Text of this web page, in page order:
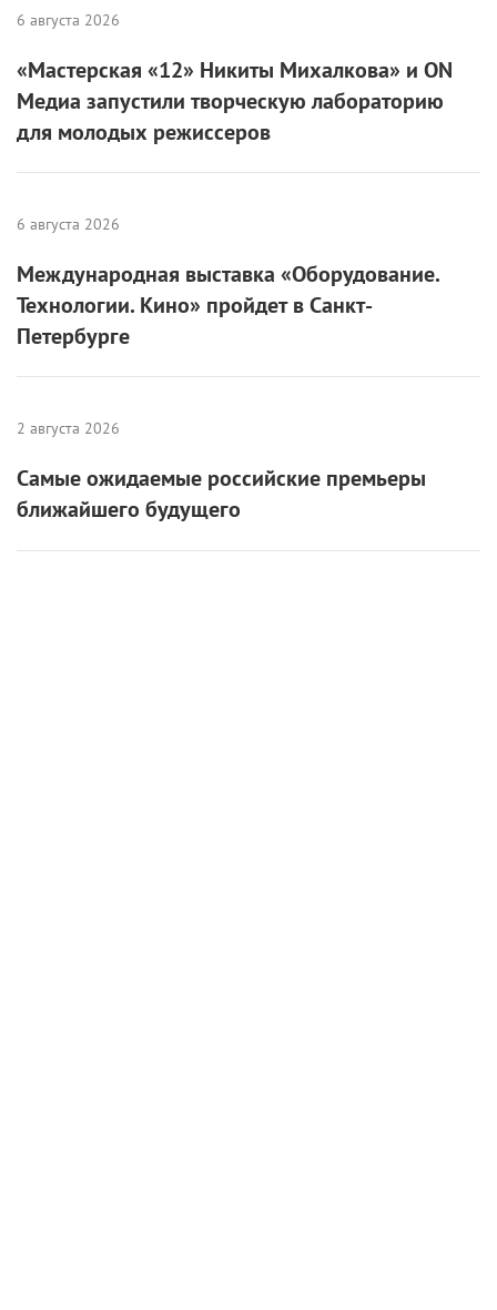
6 августа 2026
«Мастерская «12» Никиты Михалкова» и ON
Медиа запустили творческую лабораторию
для молодых режиссеров
6 августа 2026
Международная выставка «Оборудование.
Технологии. Кино» пройдет в Санкт-
Петербурге
2 августа 2026
Самые ожидаемые российские премьеры
ближайшего будущего